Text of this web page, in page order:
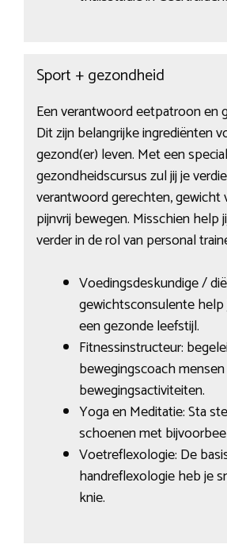
Sport + gezondheid
Een verantwoord eetpatroon en
Dit zijn belangrijke ingrediënten
gezond(er) leven. Met een
gezondheidscursus zul jij je
verantwoord gerechten, gewicht
pijnvrij bewegen. Misschien help
verder in de rol van personal
Voedingsdeskundige /
gewichtsconsulente
een gezonde leefstijl.
Fitnessinstructeur:
bewegingscoach
bewegingsactiviteiten.
Yoga en Meditatie: Sta
schoenen met
Voetreflexologie: De
handreflexologie heb je
knie.